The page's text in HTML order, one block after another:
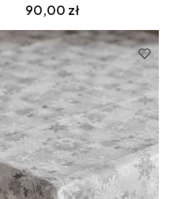
Cena
90,00 zł